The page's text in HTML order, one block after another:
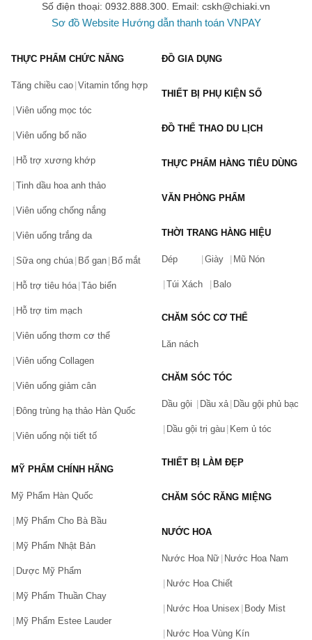
Số điện thoại: 0932.888.300. Email: cskh@chiaki.vn
Sơ đồ Website Hướng dẫn thanh toán VNPAY
THỰC PHẨM CHỨC NĂNG
Tăng chiều cao Vitamin tổng hợp
Viên uống mọc tóc
Viên uống bổ não
Hỗ trợ xương khớp
Tinh dầu hoa anh thảo
Viên uống chống nắng
Viên uống trắng da
Sữa ong chúa Bổ gan Bổ mắt
Hỗ trợ tiêu hóa Tảo biển
Hỗ trợ tim mạch
Viên uống thơm cơ thể
Viên uống Collagen
Viên uống giảm cân
Đông trùng hạ thảo Hàn Quốc
Viên uống nội tiết tố
MỸ PHẨM CHÍNH HÃNG
Mỹ Phẩm Hàn Quốc
Mỹ Phẩm Cho Bà Bầu
Mỹ Phẩm Nhật Bản
Dược Mỹ Phẩm
Mỹ Phẩm Thuần Chay
Mỹ Phẩm Estee Lauder
ĐỒ GIA DỤNG
THIẾT BỊ PHỤ KIỆN SỐ
ĐỒ THỂ THAO DU LỊCH
THỰC PHẨM HÀNG TIÊU DÙNG
VĂN PHÒNG PHẨM
THỜI TRANG HÀNG HIỆU
Dép Giày Mũ Nón
Túi Xách Balo
CHĂM SÓC CƠ THỂ
Lăn nách
CHĂM SÓC TÓC
Dầu gội Dầu xả Dầu gội phủ bạc
Dầu gội trị gàu Kem ủ tóc
THIẾT BỊ LÀM ĐẸP
CHĂM SÓC RĂNG MIỆNG
NƯỚC HOA
Nước Hoa Nữ Nước Hoa Nam
Nước Hoa Chiết
Nước Hoa Unisex Body Mist
Nước Hoa Vùng Kín
Chỉ áp dụng cho gian hàng:
Ngày hết hạn:
LẤY MÃ NGAY